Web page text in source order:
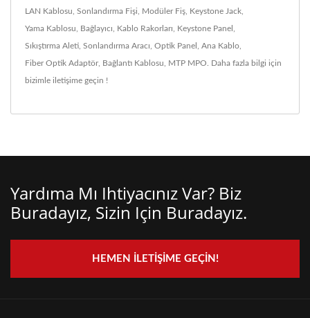
LAN Kablosu Sonlandırma Fişi Modüler Fiş Keystone Jack
Yama Kablosu Bağlayıcı Kablo Rakorları Keystone Panel
Sıkıştırma Aleti Sonlandırma Aracı Optik Panel Ana Kablo
Fiber Optik Adaptör, Bağlantı Kablosu MTP MPO . Daha fazla bilgi için
bizimle iletişime geçin !
Yardıma Mı Ihtiyacınız Var? Biz
Buradayız, Sizin Için Buradayız.
HEMEN İLETIŞIME GEÇIN!